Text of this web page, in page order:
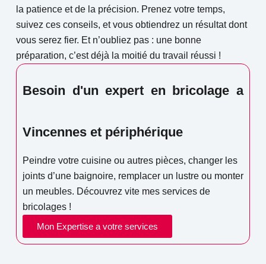
la patience et de la précision. Prenez votre temps,
suivez ces conseils, et vous obtiendrez un résultat dont
vous serez fier. Et n’oubliez pas : une bonne
préparation, c’est déjà la moitié du travail réussi !
Besoin d'un expert en bricolage a
Vincennes et périphérique
Peindre votre cuisine ou autres pièces, changer les
joints d’une baignoire, remplacer un lustre ou monter
un meubles. Découvrez vite mes services de
bricolages !
Mon Expertise a votre services